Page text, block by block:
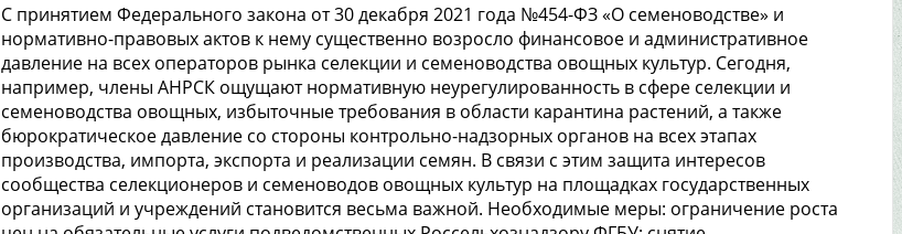
С принятием Федерального закона от 30 декабря 2021 года №454-ФЗ «О семеноводстве» и
нормативно-правовых актов к нему существенно возросло финансовое и административное
давление на всех операторов рынка селекции и семеноводства овощных культур. Сегодня,
например, члены АНРСК ощущают нормативную неурегулированность в сфере селекции и
семеноводства овощных, избыточные требования в области карантина растений, а также
бюрократическое давление со стороны контрольно-надзорных органов на всех этапах
производства, импорта, экспорта и реализации семян. В связи с этим защита интересов
сообщества селекционеров и семеноводов овощных культур на площадках государственных
организаций и учреждений становится весьма важной. Необходимые меры: ограничение роста